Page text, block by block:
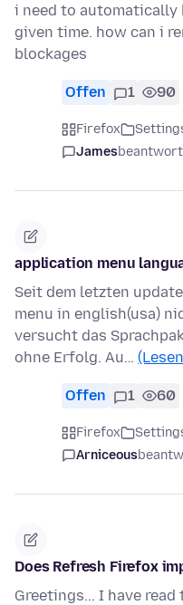
i need to
given time. how can i
blockages
Offen 1 90
Firefox
James
application menu
Seit dem letzten
menu in english(usa)
versucht das
ohne Erfolg. Au…
Offen 1 60
Firefox
Arniceous
Does Refresh Firefox
Greetings... I have